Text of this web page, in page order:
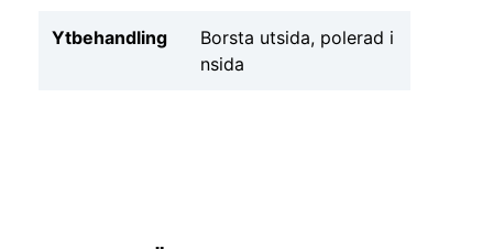
Ytbehandling
Borsta utsida, polerad i
nsida